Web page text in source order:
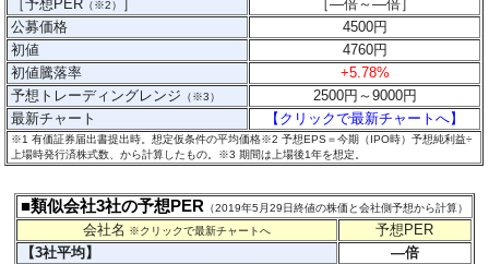
［予想PER （※2） ］
［―倍～ ―倍］
公募価格
4500円
初値
4760円
初値騰落率
+5.78%
予想トレーディングレンジ
（※3）
2500円～9000円
最新チャート
【クリックで最新チャートへ】
※1 有価証券届出書提出時。想定仮条件の平均価格※2 予想EPS＝今期（IPO時）予想純利益÷
上場時発行済株式数、から計算したもの。 ※3 期間は上場後1年を想定。
■類似会社3社の予想PER（2019年5月29日終値の株価と会社側予想から計算）
会社名 ※クリックで最新チャートへ
予想PER
【3社平均】
―倍